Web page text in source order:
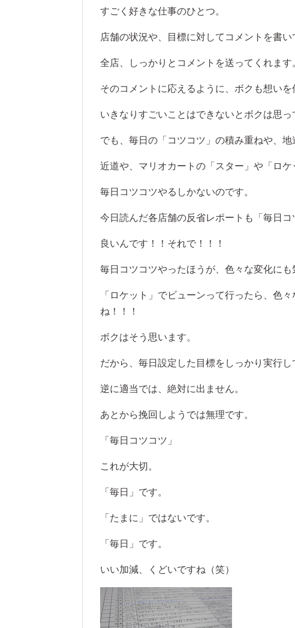
すごく好きな仕事のひとつ。
店舗の状況や、目標に対してコメントを書い
全店、しっかりとコメントを送ってくれます
そのコメントに応えるように、ボクも想いを
いきなりすごいことはできないとボクは思っ
でも、毎日の「コツコツ」の積み重ねや、
近道や、マリオカートの「スター」や「ロケ
毎日コツコツやるしかないのです。
今日読んだ各店舗の反省レポートも「毎日
良いんです！！それで！！！
毎日コツコツやったほうが、色々な変化にも
「ロケット」でビューンって行ったら、色
ね！！！
ボクはそう思います。
だから、毎日設定した目標をしっかり実行し
逆に適当では、絶対に出ません。
あとから挽回しようでは無理です。
「毎日コツコツ」
これが大切。
「毎日」です。
「たまに」ではないです。
「毎日」です。
いい加減、くどいですね（笑）